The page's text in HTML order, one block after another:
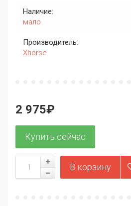
Наличие:
мало
Производитель:
Xhorse
2 975₽